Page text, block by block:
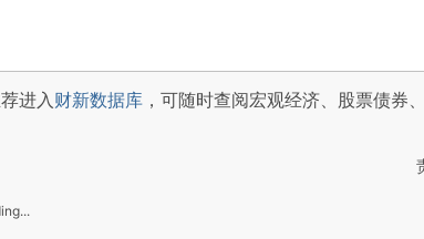
进入财新数据库 ，可随时查阅宏观经济、股票债券